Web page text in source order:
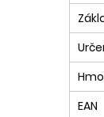
EAN